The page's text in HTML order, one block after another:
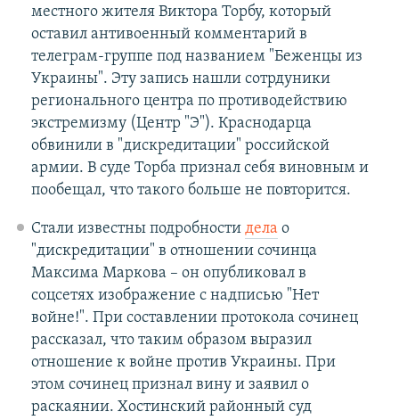
местного жителя Виктора Торбу, который
оставил антивоенный комментарий в
телеграм-группе под названием "Беженцы из
Украины". Эту запись нашли сотрдуники
регионального центра по противодействию
экстремизму (Центр "Э"). Краснодарца
обвинили в "дискредитации" российской
армии. В суде Торба признал себя виновным и
пообещал, что такого больше не повторится.
Стали известны подробности дела о
"дискредитации" в отношении сочинца
Максима Маркова – он опубликовал в
соцсетях изображение с надписью "Нет
войне!". При составлении протокола сочинец
рассказал, что таким образом выразил
отношение к войне против Украины. При
этом сочинец признал вину и заявил о
раскаянии. Хостинский районный суд